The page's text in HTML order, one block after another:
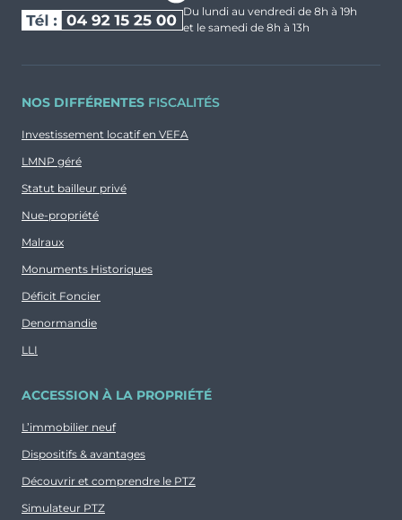
Du lundi au vendredi de 8h à 19h
et le samedi de 8h à 13h
NOS DIFFÉRENTES FISCALITÉS
Investissement locatif en VEFA
LMNP géré
Statut bailleur privé
Nue-propriété
Malraux
Monuments Historiques
Déficit Foncier
Denormandie
LLI
ACCESSION À LA PROPRIÉTÉ
L’immobilier neuf
Dispositifs & avantages
Découvrir et comprendre le PTZ
Simulateur PTZ